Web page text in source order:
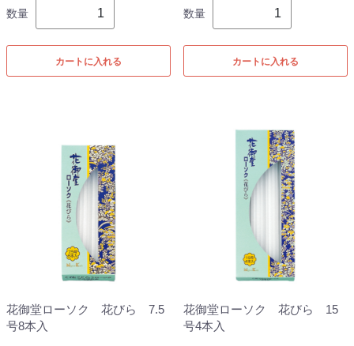
数量
カートに入れる
数量
カートに入れる
花御堂ローソク 花びら 7.5
号8本入
花御堂ローソク 花びら 15
号4本入